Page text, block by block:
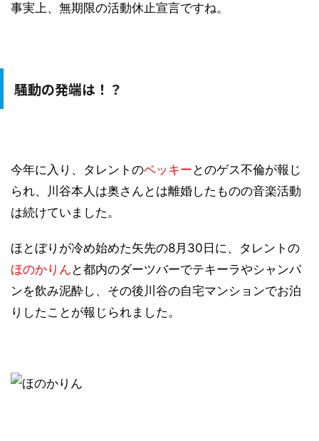
事実上、無期限の活動休止宣言ですね。
騒動の発端は！？
今年に入り、タレントのベッキー とのゲス不倫が報じ
られ、川谷本人は奥さんとは離婚したものの音楽活動
は続けていました。
ほとぼりが冷め始めた矢先の8月30日に、タレントの
ほのかりん と都内のダーツバーでテキーラやシャンパ
ンを飲み泥酔し、その後川谷の自宅マンションでお泊
りしたことが報じられました。